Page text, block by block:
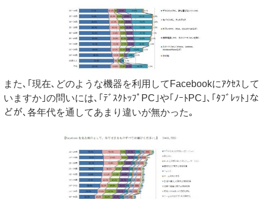
また､｢現在､どのような機器を利用してFacebookにｱｸｾｽして
いますか｣の問いには､｢ﾃﾞｽｸﾄｯﾌﾟPC｣や｢ﾉｰﾄPC｣､｢ﾀﾌﾞﾚｯﾄ｣な
どが､各年代を通してあまり違いが無かった｡